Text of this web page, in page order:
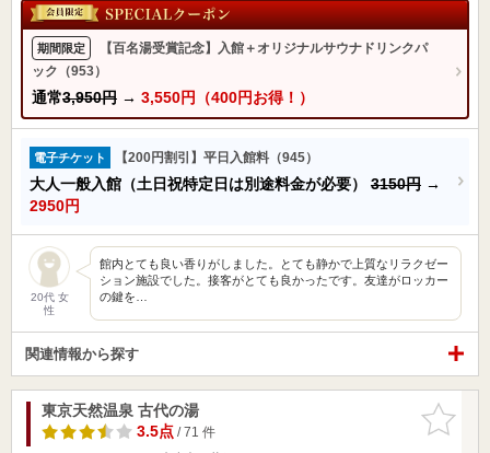
期間限定
【百名湯受賞記念】入館＋オリジナルサウナドリンクパ
ック（953）
通常3,950円 → 3,550円（400円お得！）
電子チケット 【200円割引】平日入館料（945）
大人一般入館（土日祝特定日は別途料金が必要） 3150円 →
2950円
20代 女
性
館内とても良い香りがしました。とても静かで上質なリラクゼー
ション施設でした。接客がとても良かったです。友達がロッカー
の鍵を…
関連情報から探す
お気に入
りに追加
東京天然温泉 古代の湯
3.5点/ 71 件